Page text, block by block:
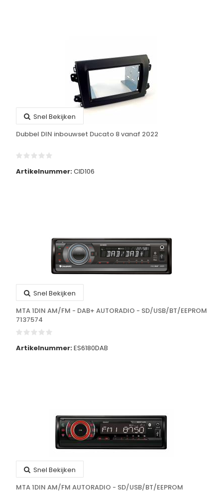
Snel Bekijken
Dubbel DIN inbouwset Ducato 8 vanaf 2022
Artikelnummer:CID106
Snel Bekijken
MTA 1DIN AM/FM - DAB+ AUTORADIO - SD/USB/BT/EEPROM
7137574
Artikelnummer:ES6180DAB
Snel Bekijken
MTA 1DIN AM/FM AUTORADIO - SD/USB/BT/EEPROM